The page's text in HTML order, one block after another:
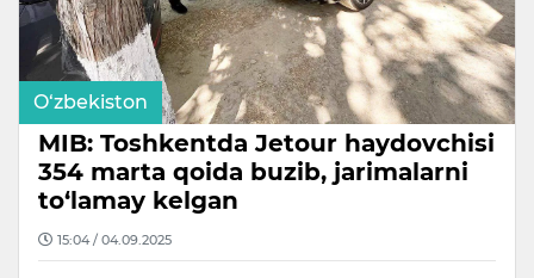
O‘zbekiston
MIB: Toshkentda Jetour haydovchisi
354 marta qoida buzib, jarimalarni
to‘lamay kelgan
15:04 / 04.09.2025